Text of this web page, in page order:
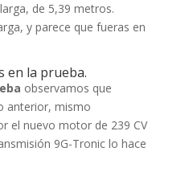
de 5,39 metros.
y parece que fueras en
en la prueba.
observamos que
anterior, mismo
el nuevo motor de 239 CV
9G-Tronic lo hace